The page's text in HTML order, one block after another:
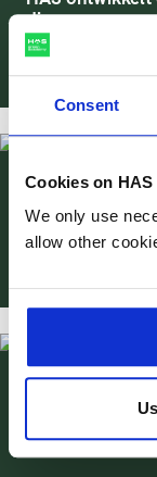
Consent
Cookies on
We only use
allow other
dierenapp voor
pubDate
09-06-2016
HAS voor
talent
pubDate
24-09-2015
HAS werkt met
innovatieve